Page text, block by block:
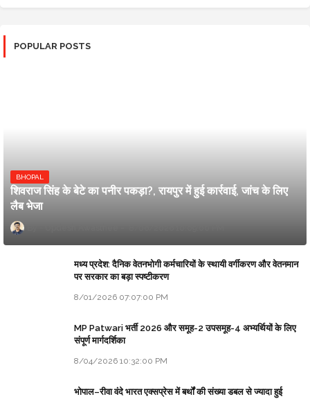
POPULAR POSTS
BHOPAL
शिवराज सिंह के बेटे का पनीर पकड़ा?, रायपुर में हुई कार्रवाई, जांच के लिए
लैब भेजा
मध्य प्रदेश: दैनिक वेतनभोगी कर्मचारियों के स्थायी वर्गीकरण और वेतनमान
पर सरकार का बड़ा स्पष्टीकरण
8/01/2026 07:07:00 PM
MP Patwari भर्ती 2026 और समूह-2 उपसमूह-4 अभ्यर्थियों के लिए
संपूर्ण मार्गदर्शिका
8/04/2026 10:32:00 PM
भोपाल–रीवा वंदे भारत एक्सप्रेस में बर्थों की संख्या डबल से ज्यादा हुई